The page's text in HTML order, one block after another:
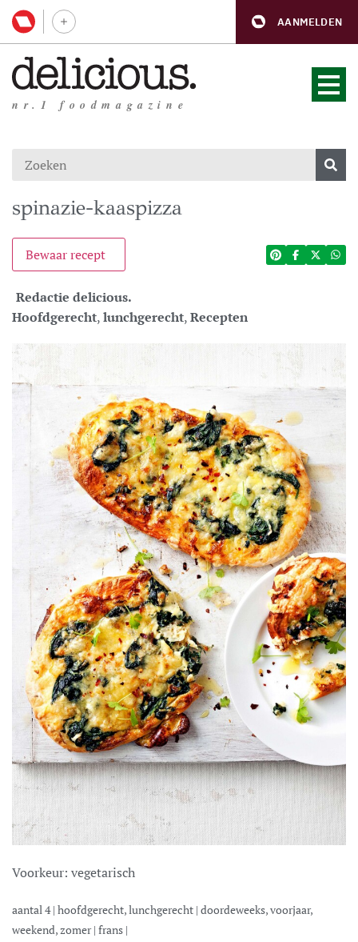
AANMELDEN
nr.1 foodmagazine
spinazie-kaaspizza
Bewaar recept
Redactie delicious.
Hoofdgerecht,lunchgerecht,Recepten
Voorkeur: vegetarisch
aantal 4| hoofdgerecht, lunchgerecht | doordeweeks, voorjaar,
weekend, zomer| frans |